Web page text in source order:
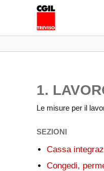
1.
Le misure per il
SEZIONI
Cassa
Congedi,